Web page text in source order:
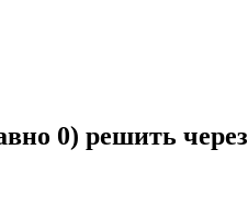
0) решить через